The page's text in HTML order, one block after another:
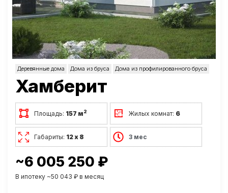
Деревянные дома Дома из бруса Дома из профилированного бруса
Хамберит
Площадь: 157 м2 Жилых комнат: 6
Габариты: 12 х 8 3 мес
~6 005 250 ₽
В ипотеку ~50 043 ₽ в месяц